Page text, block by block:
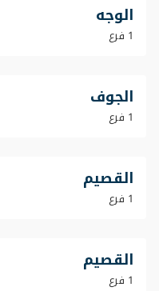
الوجه
1 فرع
الجوف
1 فرع
القصيم
1 فرع
القصيم
1 فرع